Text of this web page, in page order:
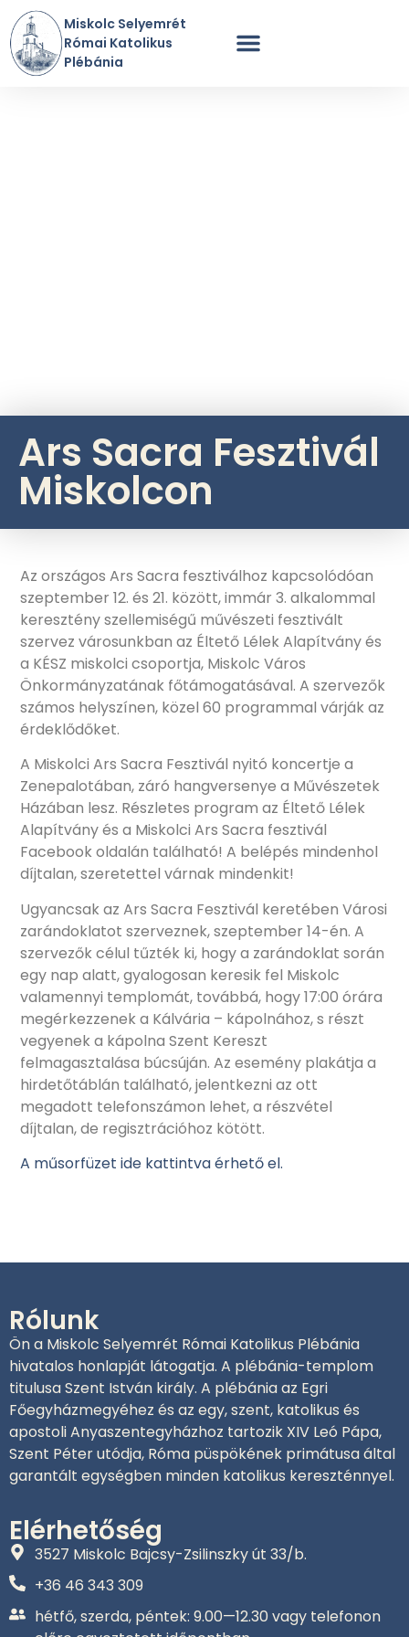
Miskolc Selyemrét
Római Katolikus
Plébánia
Ars Sacra Fesztivál
Miskolcon
Az országos Ars Sacra fesztiválhoz kapcsolódóan
szeptember 12. és 21. között, immár 3. alkalommal
keresztény szellemiségű művészeti fesztivált
szervez városunkban az Éltető Lélek Alapítvány és
a KÉSZ miskolci csoportja, Miskolc Város
Önkormányzatának főtámogatásával. A szervezők
számos helyszínen, közel 60 programmal várják az
érdeklődőket.
A Miskolci Ars Sacra Fesztivál nyitó koncertje a
Zenepalotában, záró hangversenye a Művészetek
Házában lesz. Részletes program az Éltető Lélek
Alapítvány és a Miskolci Ars Sacra fesztivál
Facebook oldalán található! A belépés mindenhol
díjtalan, szeretettel várnak mindenkit!
Ugyancsak az Ars Sacra Fesztivál keretében Városi
zarándoklatot szerveznek, szeptember 14-én. A
szervezők célul tűzték ki, hogy a zarándoklat során
egy nap alatt, gyalogosan keresik fel Miskolc
valamennyi templomát, továbbá, hogy 17:00 órára
megérkezzenek a Kálvária – kápolnához, s részt
vegyenek a kápolna Szent Kereszt
felmagasztalása búcsúján. Az esemény plakátja a
hirdetőtáblán található, jelentkezni az ott
megadott telefonszámon lehet, a részvétel
díjtalan, de regisztrációhoz kötött.
A műsorfüzet ide kattintva érhető el.
Rólunk
Ön a Miskolc Selyemrét Római Katolikus Plébánia
hivatalos honlapját látogatja. A plébánia-templom
titulusa Szent István király. A plébánia az Egri
Főegyházmegyéhez és az egy, szent, katolikus és
apostoli Anyaszentegyházhoz tartozik XIV Leó Pápa,
Szent Péter utódja, Róma püspökének primátusa által
garantált egységben minden katolikus kereszténnyel.
Elérhetőség
3527 Miskolc Bajcsy-Zsilinszky út 33/b.
+36 46 343 309‬
hétfő, szerda, péntek: 9.00—12.30 vagy telefonon